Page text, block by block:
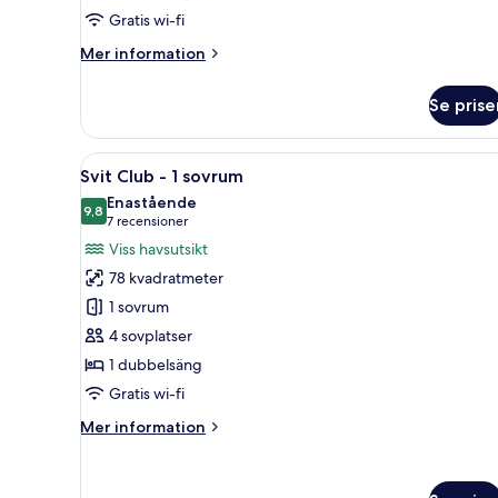
viss
havsutsikt
Gratis wi-fi
Mer information
Mer
-
enkelsängar
viss
havsutsikt
Se
Öppna
alla
foton
för
Svit
Club
-
1
sovrum
Ett modernt vardagsrum
11
Svit Club - 1 sovrum
9,89,8 av 10
Enastående
7 recensioner
(7 recensioner)
Viss havsutsikt
78 kvadratmeter
1 sovrum
4 sovplatser
1 dubbelsäng
Gratis wi-fi
Mer information
Mer